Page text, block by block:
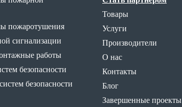
пожаротушения
сигнализации
работы
безопасности
безопасности
Товары
Услуги
Производители
О нас
Контакты
Блог
Завершенные проекты